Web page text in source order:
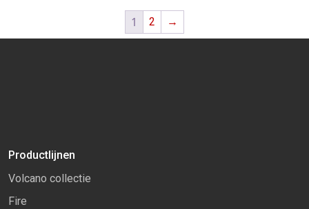
1 2 →
Productlijnen
Volcano collectie
Fire